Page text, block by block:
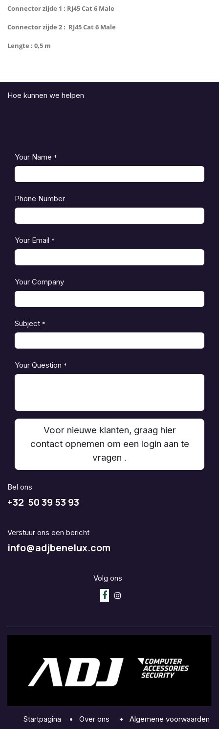
Connector zijde 1 : RJ45 Cat 6 Male
Connector zijde 2 : RJ45 Cat 6 Male
Lengte : 0,5 m
Hoe kunnen we helpen
Your Name *
Phone Number
Your Email *
Your Company
Subject *
Your Question *
Voor nieuwe klanten, graag hier
contact opnemen om een login aan te
vragen .
Bel ons
+32 50 39 53 93
Verstuur ons een bericht
info@adjbenelux.com
Volg ons
Startpagina • Over ons • Algemene voorwaarden